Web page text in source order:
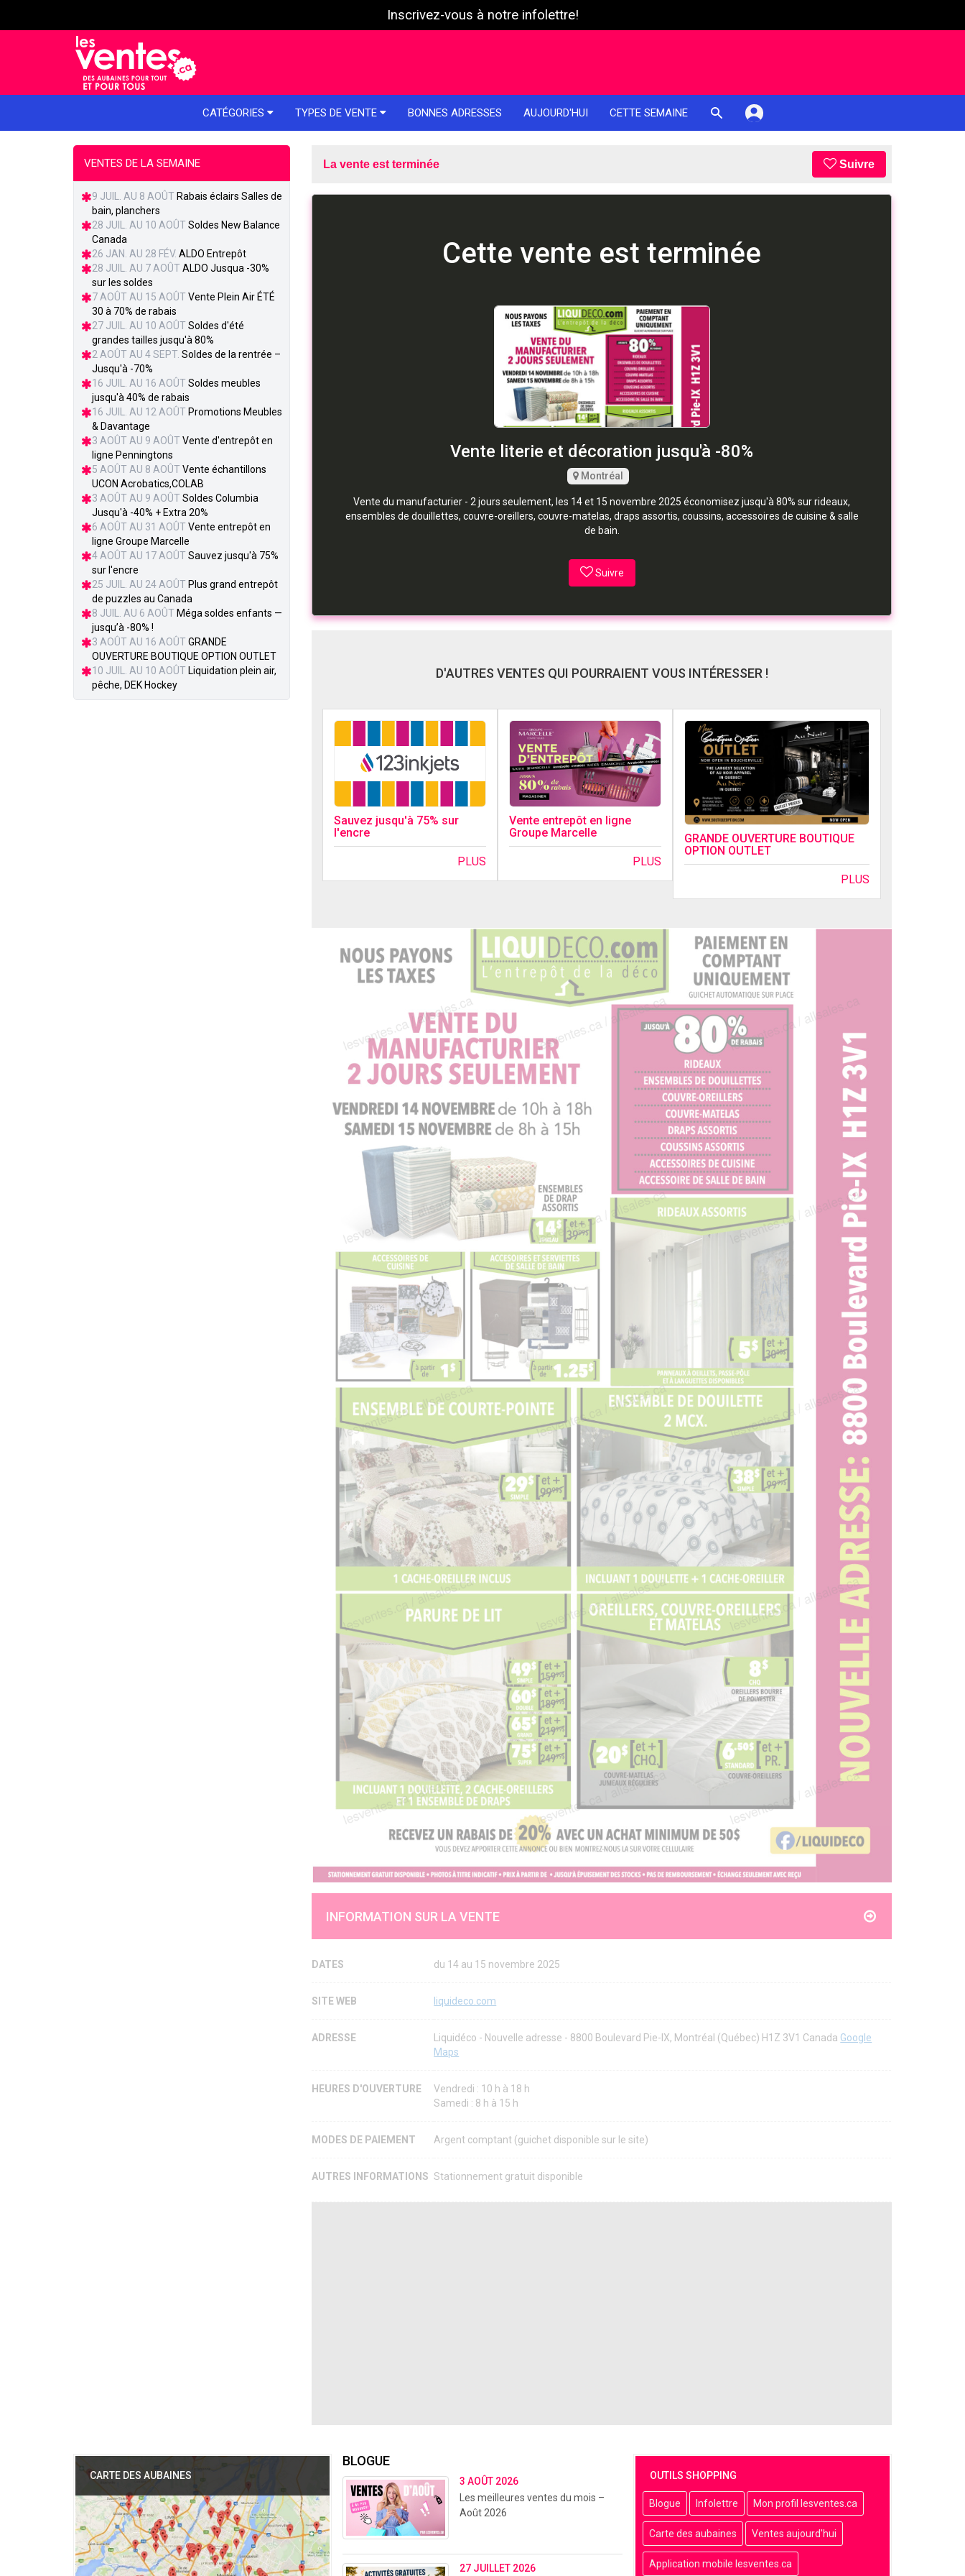
Inscrivez-vous à notre infolettre!
CATÉGORIES TYPES DE VENTE BONNES ADRESSES AUJOURD'HUI CETTE SEMAINE
La vente est terminée Suivre
Cette vente est terminée
Vente literie et décoration jusqu'à -80%
Montréal
Vente du manufacturier - 2 jours seulement, les 14 et 15 novembre 2025 économisez jusqu'à 80% sur rideaux,
ensembles de douillettes, couvre-oreillers, couvre-matelas, draps assortis, coussins, accessoires de cuisine & salle
de bain.
Suivre
D'AUTRES VENTES QUI POURRAIENT VOUS INTÉRESSER !
Sauvez jusqu'à 75% sur
l'encre
PLUS
Vente entrepôt en ligne
Groupe Marcelle
PLUS
GRANDE OUVERTURE BOUTIQUE
OPTION OUTLET
PLUS
INFORMATION SUR LA VENTE
DATES du 14 au 15 novembre 2025
SITE WEB liquideco.com
ADRESSE Liquidéco - Nouvelle adresse - 8800 Boulevard Pie-IX, Montréal (Québec) H1Z 3V1 Canada Google
Maps
HEURES D'OUVERTURE
Vendredi : 10 h à 18 h
Samedi : 8 h à 15 h
MODES DE PAIEMENT Argent comptant (guichet disponible sur le site)
AUTRES INFORMATIONS Stationnement gratuit disponible
VENTES DE LA SEMAINE
9 JUIL. AU 8 AOÛT Rabais éclairs Salles de
bain, planchers
28 JUIL. AU 10 AOÛT Soldes New Balance
Canada
26 JAN. AU 28 FÉV. ALDO Entrepôt
28 JUIL. AU 7 AOÛT ALDO Jusqua -30%
sur les soldes
7 AOÛT AU 15 AOÛT Vente Plein Air ÉTÉ
30 à 70% de rabais
27 JUIL. AU 10 AOÛT Soldes d'été
grandes tailles jusqu'à 80%
2 AOÛT AU 4 SEPT. Soldes de la rentrée –
Jusqu'à -70%
16 JUIL. AU 16 AOÛT Soldes meubles
jusqu'à 40% de rabais
16 JUIL. AU 12 AOÛT Promotions Meubles
& Davantage
3 AOÛT AU 9 AOÛT Vente d'entrepôt en
ligne Penningtons
5 AOÛT AU 8 AOÛT Vente échantillons
UCON Acrobatics,COLAB
3 AOÛT AU 9 AOÛT Soldes Columbia
Jusqu'à -40% + Extra 20%
6 AOÛT AU 31 AOÛT Vente entrepôt en
ligne Groupe Marcelle
4 AOÛT AU 17 AOÛT Sauvez jusqu'à 75%
sur l'encre
25 JUIL. AU 24 AOÛT Plus grand entrepôt
de puzzles au Canada
8 JUIL. AU 6 AOÛT Méga soldes enfants —
jusqu’à -80% !
3 AOÛT AU 16 AOÛT GRANDE
OUVERTURE BOUTIQUE OPTION OUTLET
10 JUIL. AU 10 AOÛT Liquidation plein air,
pêche, DEK Hockey
CARTE DES AUBAINES OUTILS SHOPPING
Blogue Infolettre Mon profil lesventes.ca
Carte des aubaines Ventes aujourd'hui
Application mobile lesventes.ca
BLOGUE
3 AOÛT 2026
Les meilleures ventes du mois –
Août 2026
27 JUILLET 2026